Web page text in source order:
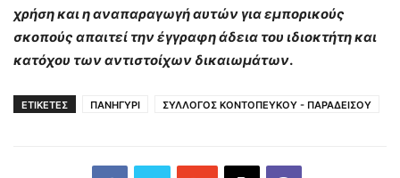
χρήση και η αναπαραγωγή αυτών για εμπορικούς
σκοπούς απαιτεί την έγγραφη άδεια του ιδιοκτήτη και
κατόχου των αντιστοίχων δικαιωμάτων.
ΕΤΙΚΕΤΕΣ ΠΑΝΗΓΥΡΙ ΣΥΛΛΟΓΟΣ ΚΟΝΤΟΠΕΥΚΟΥ - ΠΑΡΑΔΕΙΣΟΥ